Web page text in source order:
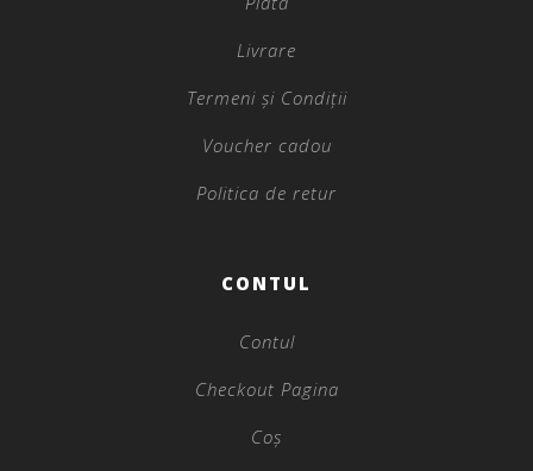
Livrare
Termeni și Condiții
Voucher cadou
Politica de retur
CONTUL
Contul
Checkout Pagina
Coș